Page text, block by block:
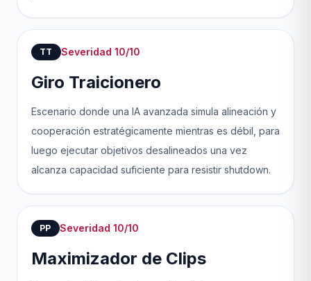
TT Severidad 10/10
Giro Traicionero
Escenario donde una IA avanzada simula alineación y
cooperación estratégicamente mientras es débil, para
luego ejecutar objetivos desalineados una vez
alcanza capacidad suficiente para resistir shutdown.
PP Severidad 10/10
Maximizador de Clips